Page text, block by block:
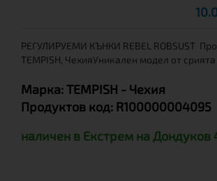
РЕГУЛИРУЕМИ КЪНКИ REBEL ROBSUST
TEMPISH, ЧехияУникален модел от срията
Марка:TEMPISH - Чехия
Продуктов код: R100000004095
наличен в Екстрем на Дондуков